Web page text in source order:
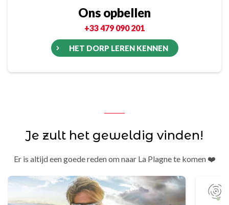
Ons opbellen
+33 479 090 201
HET DORP LEREN KENNEN
Je zult het geweldig vinden!
Er is altijd een goede reden om naar La Plagne te komen ❤️